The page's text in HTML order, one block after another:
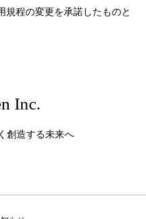
規程の変更を承諾したものと
Inc.
創造する未来へ